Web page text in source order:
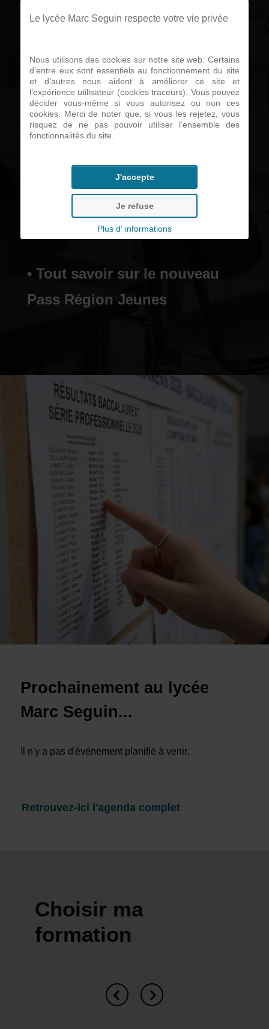
sont toujours
Liens utiles...
stages
• Télécharger une convention
de stage
• Tout savoir sur le nouveau
Pass Région Jeunes
Prochainement au lycée
Marc Seguin...
Il n'y a pas d'événement planifié à venir.
Retrouvez-ici l'agenda complet
Choisir ma
formation
Le lycée Marc Seguin respecte votre vie privée
Nous utilisons des cookies sur notre site web. Certains
d’entre eux sont essentiels au fonctionnement du site
et d’autres nous aident à améliorer ce site et
l’expérience utilisateur (cookies traceurs). Vous pouvez
décider vous-même si vous autorisez ou non ces
cookies. Merci de noter que, si vous les rejetez, vous
risquez de ne pas pouvoir utiliser l’ensemble des
fonctionnalités du site.
J'accepte
Je refuse
Plus d' informations